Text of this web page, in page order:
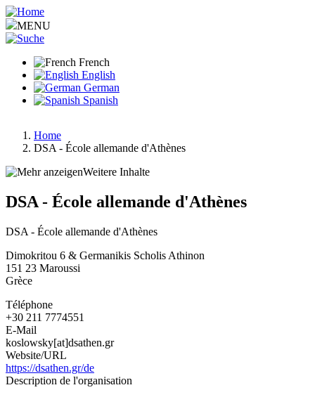
Aller
au
contenu
MENU
French
English
German
Spanish
Fil
d'Ariane
Home
DSA - École allemande d'Athènes
Weitere Inhalte
DSA - École allemande d'Athènes
DSA - École allemande d'Athènes
Dimokritou 6 & Germanikis Scholis Athinon
151 23 Maroussi
Grèce
Téléphone
+30 211 7774551
E-Mail
koslowsky[at]dsathen.gr
Website/URL
https://dsathen.gr/de
Description de l'organisation